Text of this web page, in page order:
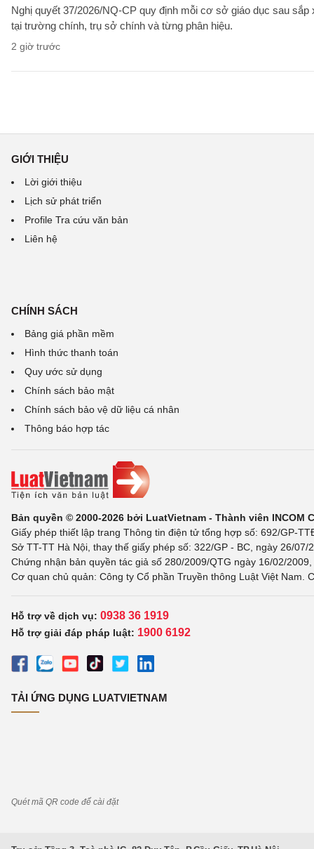
Nghị quyết 37/2026/NQ-CP quy định mỗi cơ sở giáo dục sau
tại trường chính, trụ sở chính và từng phân hiệu.
2 giờ trước
GIỚI THIỆU
Lời giới thiệu
Lịch sử phát triển
Profile Tra cứu văn bản
Liên hệ
CHÍNH SÁCH
Bảng giá phần mềm
Hình thức thanh toán
Quy ước sử dụng
Chính sách bảo mật
Chính sách bảo vệ dữ liệu cá nhân
Thông báo hợp tác
Bản quyền © 2000-2026 bởi LuatVietnam - Thành viên INCOM
Giấy phép thiết lập trang Thông tin điện tử tổng hợp số: 692/GP-
Sở TT-TT Hà Nội, thay thế giấy phép số: 322/GP - BC, ngày 26/
Chứng nhận bản quyền tác giả số 280/2009/QTG ngày 16/02/
Cơ quan chủ quản: Công ty Cổ phần Truyền thông Luật Việt Nam.
Hỗ trợ về dịch vụ: 0938 36 1919
Hỗ trợ giải đáp pháp luật: 1900 6192
TẢI ỨNG DỤNG LUATVIETNAM
Quét mã QR code để cài đặt